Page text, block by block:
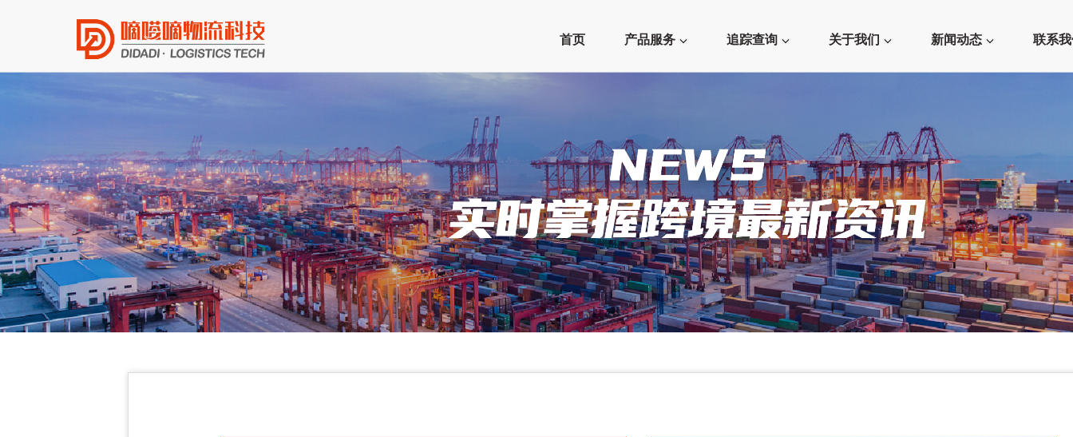
首页 产品服务 追踪查询 关于我们 新闻动态 联系